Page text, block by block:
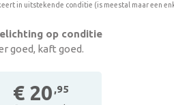
in uitstekende conditie (is meestal maar een
op conditie
goed, kaft goed.
€ 20 ,95